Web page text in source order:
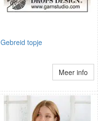
Gebreid topje
Meer info